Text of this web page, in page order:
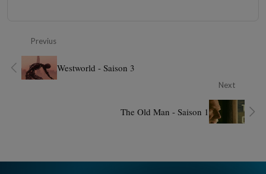
Previus
Westworld - Saison 3
Next
The Old Man - Saison 1